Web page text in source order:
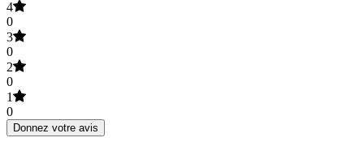
4
0
3
0
2
0
1
0
Donnez votre avis